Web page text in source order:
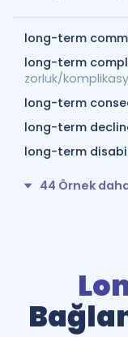
long-term
long-term
zorluk/
long-term
long-term
long-term
44 Örnek